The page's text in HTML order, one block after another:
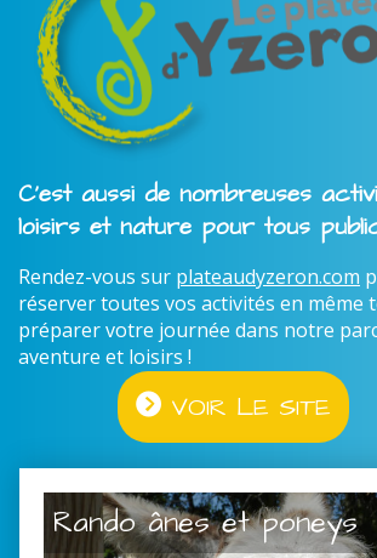
C'est aussi de nombreuses
loisirs et nature pour tous
Rendez-vous sur plateaudyzeron.com
réserver toutes vos activités en même
préparer votre journée dans notre
aventure et loisirs !
VOIR LE SITE
Rando ânes et poneys